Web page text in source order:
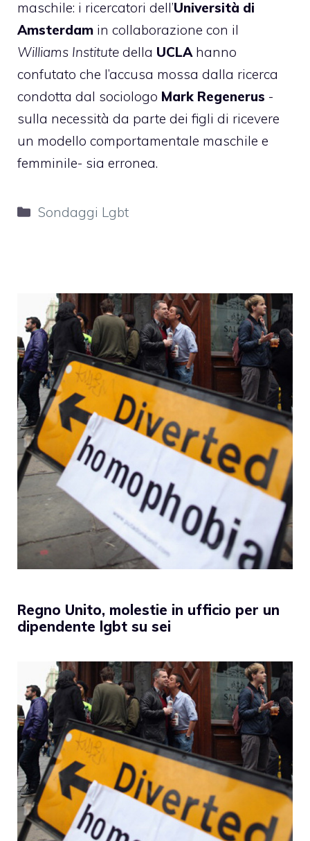
maschile: i ricercatori dell’Università di
Amsterdam in collaborazione con il
Williams Institute della UCLAhanno
confutato che l’accusa mossa dalla ricerca
condotta dal sociologo Mark Regenerus -
sulla necessità da parte dei figli di ricevere
un modello comportamentale maschile e
femminile- sia erronea.
Categorie
Sondaggi Lgbt
Regno Unito, molestie in ufficio per un
dipendente lgbt su sei